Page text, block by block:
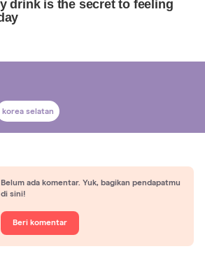
korea selatan
Belum ada komentar. Yuk, bagikan pendapatmu
di sini!
Beri komentar